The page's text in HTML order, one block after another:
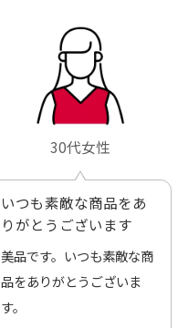
30代女性
いつも素敵な商品をあ
りがとうございます
美品です。いつも素敵な商
品をありがとうございま
す。